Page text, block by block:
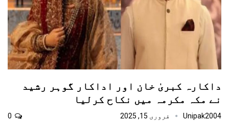
داکارہ کبریٰ خان اور اداکار گوہر رشید
نے مکہ مکرمہ میں نکاح کرلیا
Unipak2004 فروری 15, 2025